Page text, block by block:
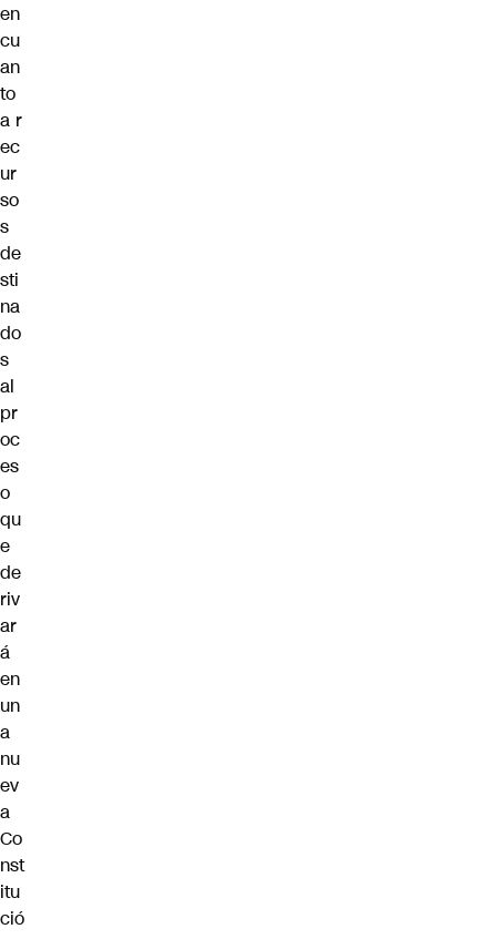
en
cu
an
to
a r
ec
ur
so
s
de
sti
na
do
s
al
pr
oc
es
o
qu
e
de
riv
ar
á
en
un
a
nu
ev
a
Co
nst
itu
ció